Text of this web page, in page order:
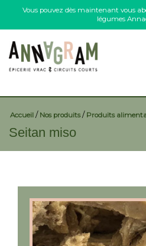
Accueil / Nos produits/ Produits
Seitan miso
Vous pouvez dès maintenant vous
légumes